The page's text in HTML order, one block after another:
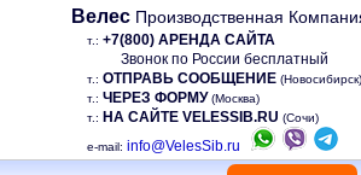
Велес Производственная
т.: +7(800) АРЕНДА САЙТА
Звонок по России бесплатный
т.: ОТПРАВЬ СООБЩЕНИЕ (Новосибирск)
т.: ЧЕРЕЗ ФОРМУ (Москва)
т.: НА САЙТЕ VELESSIB.RU (Сочи)
e-mail: info@VelesSib.ru